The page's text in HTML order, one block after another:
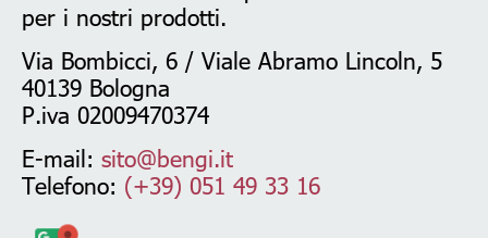
per i nostri prodotti.
Via Bombicci, 6 / Viale Abramo Lincoln, 5
40139 Bologna
P.iva 02009470374
E-mail: sito@bengi.it
Telefono: (+39) 051 49 33 16